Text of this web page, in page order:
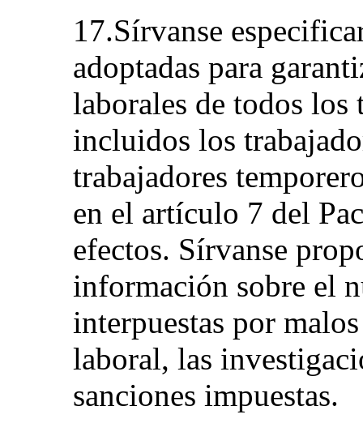
17.Sírvanse
adoptadas para
laborales de todos los
incluidos los
trabajadores
en el artículo 7 del
efectos. Sírvanse
información sobre el
interpuestas por
laboral, las
sanciones impuestas.